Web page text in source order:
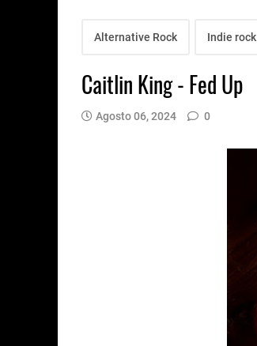
Alternative Rock Indie rock
Caitlin King - Fed Up
Agosto 06, 2024 0